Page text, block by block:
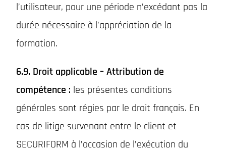
l’utilisateur, pour une période n’excédant pas la
durée nécessaire à l’appréciation de la
formation.
6.9. Droit applicable – Attribution de
compétence : les présentes conditions
générales sont régies par le droit français. En
cas de litige survenant entre le client et
SECURIFORM à l’occasion de l’exécution du